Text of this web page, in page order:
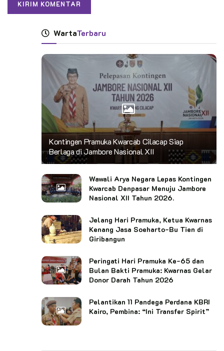
WartaTerbaru
Kontingen Pramuka Kwarcab Cilacap Siap
Berlaga di Jambore Nasional XII
Wawali Arya Negara Lepas Kontingen
Kwarcab Denpasar Menuju Jambore
Nasional XII Tahun 2026.
Jelang Hari Pramuka, Ketua Kwarnas
Kenang Jasa Soeharto-Bu Tien di
Giribangun
Peringati Hari Pramuka Ke-65 dan
Bulan Bakti Pramuka: Kwarnas Gelar
Donor Darah Tahun 2026
Pelantikan 11 Pandega Perdana KBRI
Kairo, Pembina: “Ini Transfer Spirit”